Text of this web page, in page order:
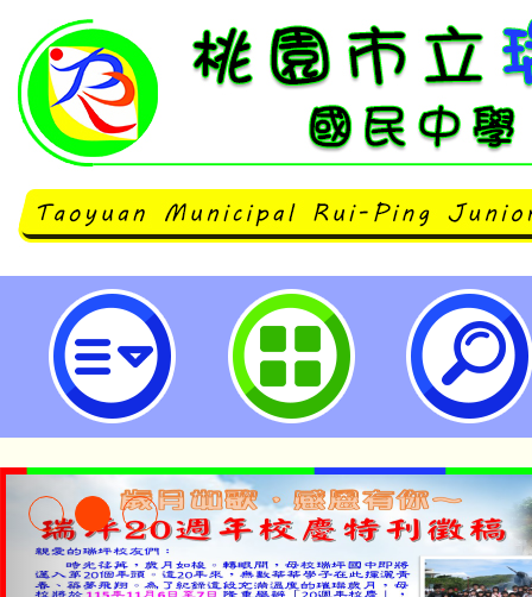
公告本校「114學年度身心障礙特
案」特教學生助理人員服務第1~5
市立瑞坪國民中學